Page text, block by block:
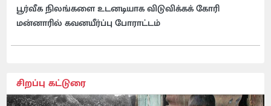
பூர்வீக நிலங்களை உடனடியாக விடுவிக்கக் கோரி
மன்னாரில் கவனயீர்ப்பு போராட்டம்
சிறப்பு கட்டுரை